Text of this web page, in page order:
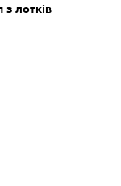
з лотків